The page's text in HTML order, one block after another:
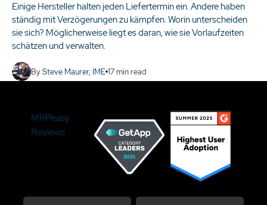
Einige Hersteller halten jeden Liefertermin ein. Andere haben
ständig mit Verzögerungen zu kämpfen. Worin unterscheiden
sie sich? Möglicherweise liegt es daran, wie sie Vorlaufzeiten
schätzen und verwalten.
BySteve Maurer, IME 17min read
MRPeasy
Reviews